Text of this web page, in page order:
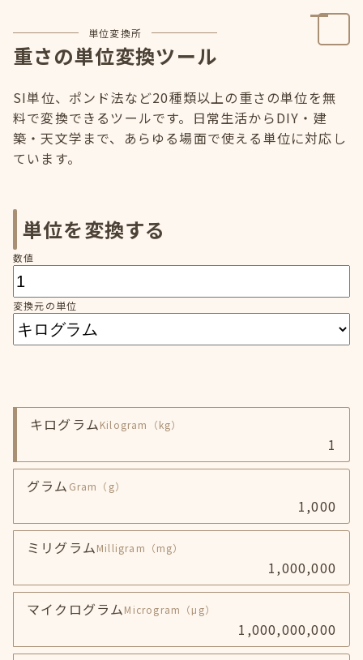
単位変換所
重さの単位変換ツール
SI単位、ポンド法など20種類以上の重さの単位を無
料で変換できるツールです。日常生活からDIY・建
築・天文学まで、あらゆる場面で使える単位に対応し
ています。
単位を変換する
数値
変換元の単位
キログラムKilogram （kg）
1
グラム Gram （g）
1,000
ミリグラムMilligram （mg）
1,000,000
マイクログラムMicrogram （μg）
1,000,000,000